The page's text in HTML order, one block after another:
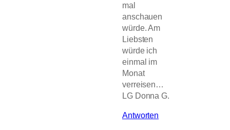
mal
anschauen
würde. Am
Liebsten
würde ich
einmal im
Monat
verreisen…
LG Donna G.
Antworten